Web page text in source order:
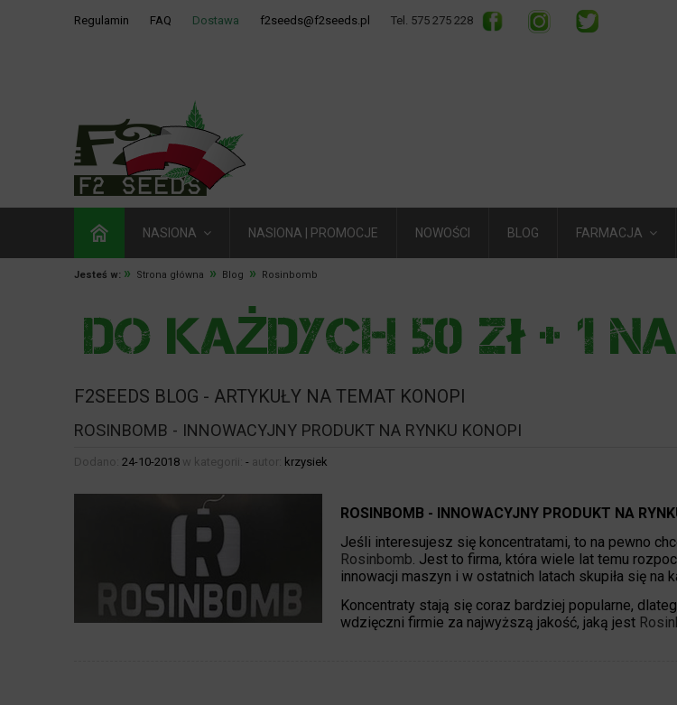
Regulamin FAQ Dostawa f2seeds@f2seeds.pl Tel. 575 275 228
NASIONA NASIONA | PROMOCJE NOWOŚCI BLOG FARMACJA
Jesteś w: » Strona główna » Blog » Rosinbomb
F2SEEDS BLOG - ARTYKUŁY NA TEMAT KONOPI
ROSINBOMB - INNOWACYJNY PRODUKT NA RYNKU KONOPI
Dodano: 24-10-2018 w kategorii: - autor: krzysiek
ROSINBOMB - INNOWACYJNY PRODUKT NA
Jeśli interesujesz się koncentratami, to na pewno
Rosinbomb . Jest to firma, która wiele lat temu
innowacji maszyn i w ostatnich latach skupiła się na
Koncentraty stają się coraz bardziej popularne,
wdzięczni firmie za najwyższą jakość, jaką jest